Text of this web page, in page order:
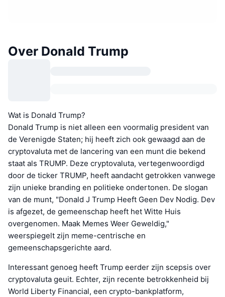
Over Donald Trump
Wat is Donald Trump?
Donald Trump is niet alleen een voormalig president van
de Verenigde Staten; hij heeft zich ook gewaagd aan de
cryptovaluta met de lancering van een munt die bekend
staat als TRUMP. Deze cryptovaluta, vertegenwoordigd
door de ticker TRUMP, heeft aandacht getrokken vanwege
zijn unieke branding en politieke ondertonen. De slogan
van de munt, "Donald J Trump Heeft Geen Dev Nodig. Dev
is afgezet, de gemeenschap heeft het Witte Huis
overgenomen. Maak Memes Weer Geweldig,"
weerspiegelt zijn meme-centrische en
gemeenschapsgerichte aard.
Interessant genoeg heeft Trump eerder zijn scepsis over
cryptovaluta geuit. Echter, zijn recente betrokkenheid bij
World Liberty Financial, een crypto-bankplatform,